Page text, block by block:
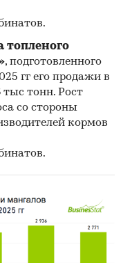
топленого
, подготовленного
гг его продажи в
тыс тонн. Рост
со стороны
кормов